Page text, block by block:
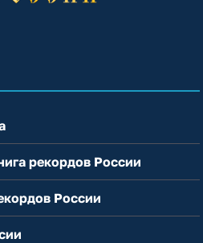
рекордов России
России